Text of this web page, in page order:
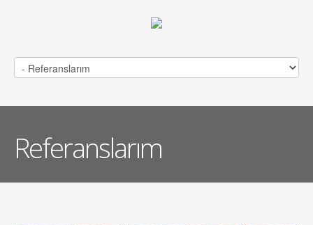
Referanslarım